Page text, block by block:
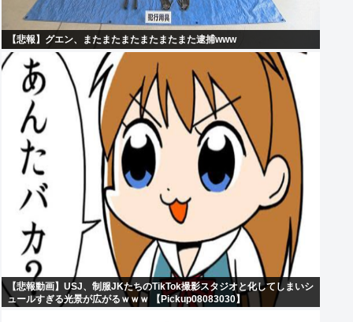
【悲報】グエン、またまたまたまたまたまた逮捕www
【悲報動画】USJ、制服JKたちのTikTok撮影スタジオと化してしまいシ
ュールすぎる光景が広がるｗｗｗ 【Pickup08083030】